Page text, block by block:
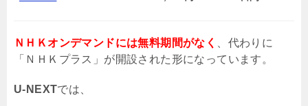
ＮＨＫオンデマンドには無料期間がなく
、代わりに
「ＮＨＫプラス」が開設された形になっています。
U-NEXTでは、